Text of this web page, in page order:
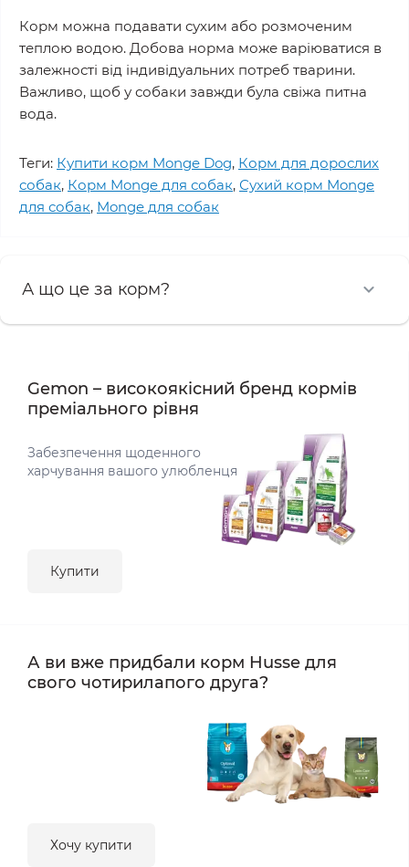
Корм ​​можна подавати сухим або розмоченим
теплою водою. Добова норма може варіюватися в
залежності від індивідуальних потреб тварини.
Важливо, щоб у собаки завжди була свіжа питна
вода.
Теги: Купити корм Monge Dog, Корм для дорослих
собак, Корм Monge для собак, Сухий корм Monge
для собак, Monge для собак
А що це за корм?
Gemon – високоякісний бренд кормів
преміального рівня
Забезпечення щоденного
харчування вашого улюбленця
Купити
А ви вже придбали корм Husse для
свого чотирилапого друга?
Хочу купити